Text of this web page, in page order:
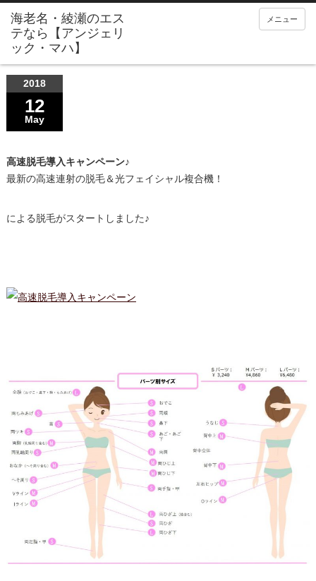
メニュー
2018
12
May
高速脱毛導入キャンペーン♪
最新の高速連射の脱毛＆光フェイシャル複合機！
による脱毛がスタートしました♪